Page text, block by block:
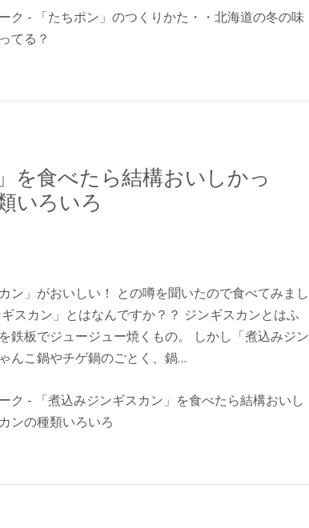
を食べたら結構おいしかっ
いろいろ
ン」がおいしい！ との噂を聞いたので食べてみまし
スカン」とはなんですか？？ ジンギスカンとはふ
鉄板でジュージュー焼くもの。 しかし「煮込みジン
んこ鍋やチゲ鍋のごとく、鍋…